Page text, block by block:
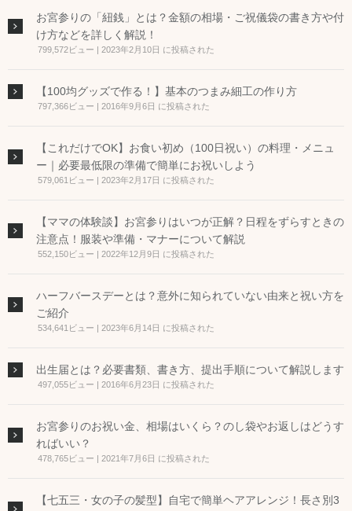
お宮参りの「紐銭」とは？金額の相場・ご祝儀袋の書き方や付
け方などを詳しく解説！
799,572ビュー | 2023年2月10日 に投稿された
【100均グッズで作る！】基本のつまみ細工の作り方
797,366ビュー | 2016年9月6日 に投稿された
【これだけでOK】お食い初め（100日祝い）の料理・メニュ
ー｜必要最低限の準備で簡単にお祝いしよう
579,061ビュー | 2023年2月17日 に投稿された
【ママの体験談】お宮参りはいつが正解？日程をずらすときの
注意点！服装や準備・マナーについて解説
552,150ビュー | 2022年12月9日 に投稿された
ハーフバースデーとは？意外に知られていない由来と祝い方を
ご紹介
534,641ビュー | 2023年6月14日 に投稿された
出生届とは？必要書類、書き方、提出手順について解説します
497,055ビュー | 2016年6月23日 に投稿された
お宮参りのお祝い金、相場はいくら？のし袋やお返しはどうす
ればいい？
478,765ビュー | 2021年7月6日 に投稿された
【七五三・女の子の髪型】自宅で簡単ヘアアレンジ！長さ別3